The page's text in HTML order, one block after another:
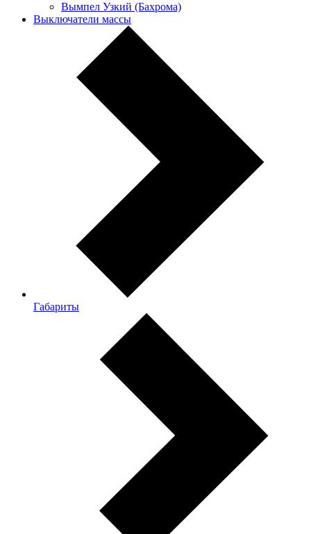
Вымпел Узкий (Бахрома)
Выключатели массы
Габариты